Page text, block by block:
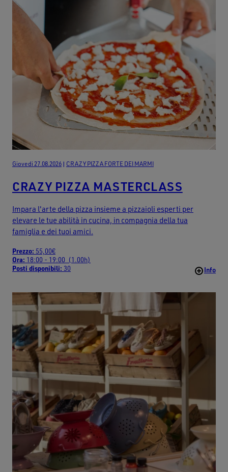
Giovedi 27.08.2026 | CRAZY PIZZA FORTE DEI MARMI
CRAZY PIZZA MASTERCLASS
Impara l'arte della pizza insieme a pizzaioli esperti per
elevare le tue abilità in cucina, in compagnia della tua
famiglia e dei tuoi amici.
Prezzo: 55,00€
Ora: 18:00 - 19:00 (1.00h)
Posti disponibili: 30 Info